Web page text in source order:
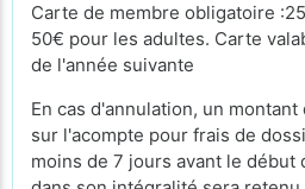
Carte de membre obligatoire
50€ pour les adultes. Carte
de l'année suivante
En cas d'annulation, un
sur l'acompte pour frais de
moins de 7 jours avant le début